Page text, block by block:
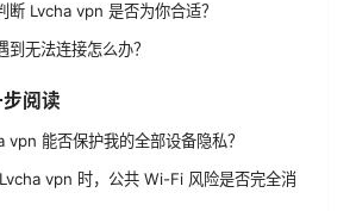
断 Lvcha vpn 是否为你合适？
到无法连接怎么办？
阅读
vpn 能否保护我的全部设备隐私？
vpn 时，公共 Wi-Fi 风险是否完全消